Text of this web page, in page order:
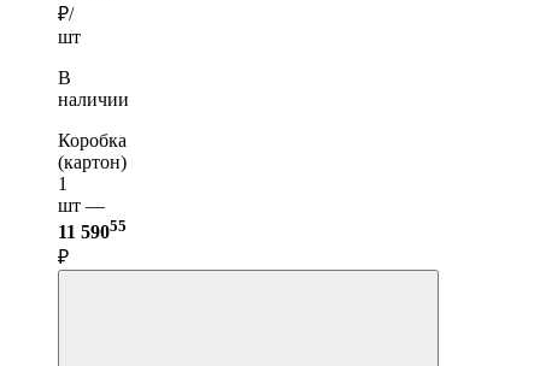
₽/
шт
В
наличии
Коробка
(картон)
1
шт —
11 59055
₽